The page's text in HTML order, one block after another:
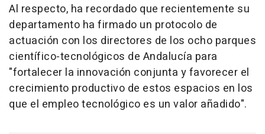
Al respecto, ha recordado que recientemente su
departamento ha firmado un protocolo de
actuación con los directores de los ocho parques
científico-tecnológicos de Andalucía para
"fortalecer la innovación conjunta y favorecer el
crecimiento productivo de estos espacios en los
que el empleo tecnológico es un valor añadido".